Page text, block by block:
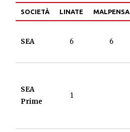
SOCIETÀ LINATE MALPENSA
SEA 6 6
SEA
Prime
1